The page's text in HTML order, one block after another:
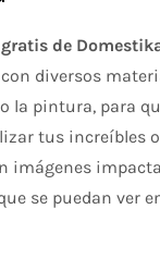
de
diversos
la pintura, para
tus increíbles
imágenes
se puedan ver